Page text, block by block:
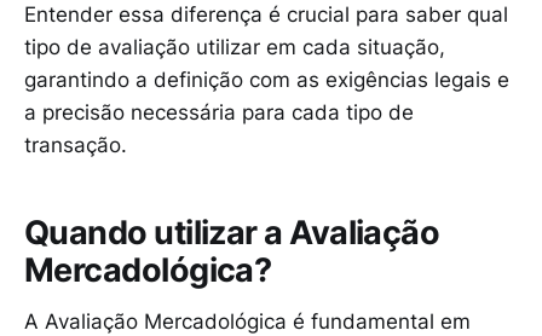
Entender essa diferença é crucial para saber qual
tipo de avaliação utilizar em cada situação,
garantindo a definição com as exigências legais e
a precisão necessária para cada tipo de
transação.
Quando utilizar a Avaliação
Mercadológica?
A Avaliação Mercadológica é fundamental em